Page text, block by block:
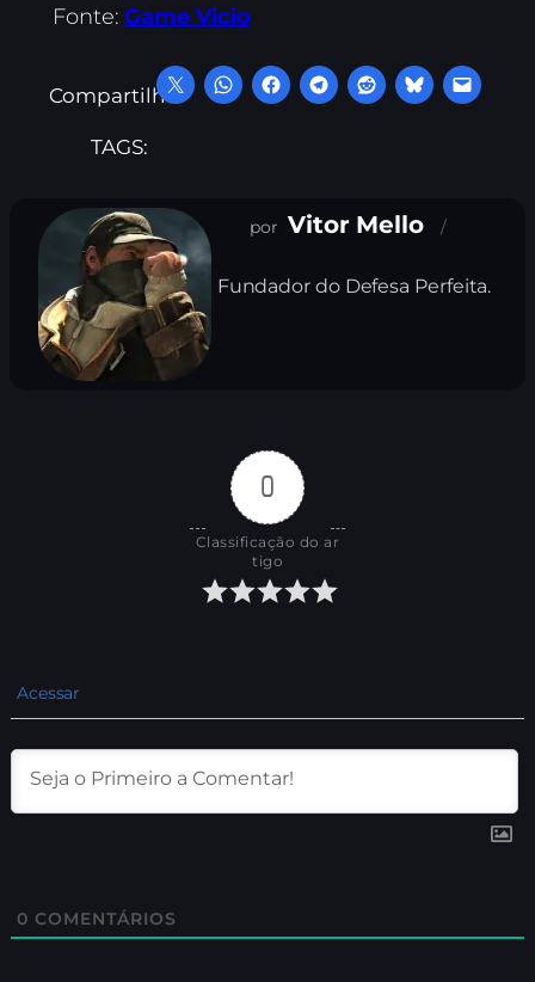
Fonte:Game Vicio
Compartilhe:
TAGS:
Vitor Mello
Fundador do Defesa Perfeita.
0
Classificação do ar
tigo
Acessar
0 COMENTÁRIOS